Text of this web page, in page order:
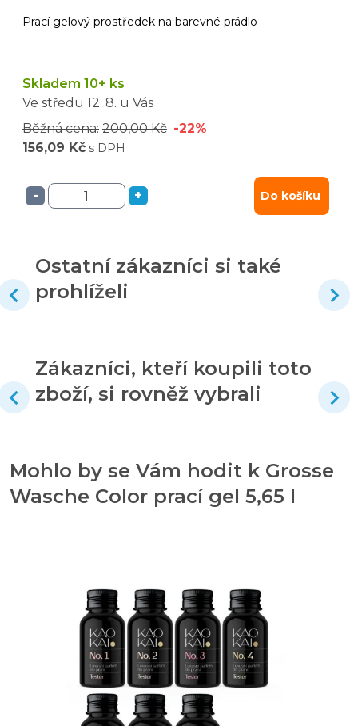
Prací gelový prostředek na barevné prádlo
Skladem 10+ ks
Ve středu 12. 8. u Vás
Běžná cena: 200,00 Kč -22%
156,09 Kč s DPH
- + Do košíku
Ostatní zákazníci si také
prohlíželi
Zákazníci, kteří koupili toto
zboží, si rovněž vybrali
Mohlo by se Vám hodit k Grosse
Wasche Color prací gel 5,65 l